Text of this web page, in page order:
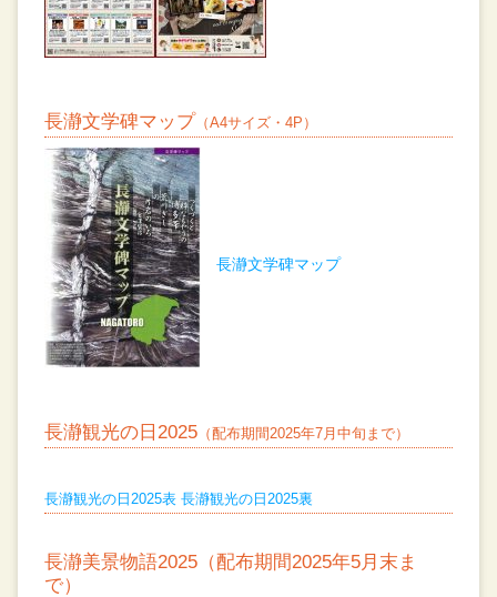
長瀞文学碑マップ （A4サイズ・4P）
長瀞文学碑マップ
長瀞観光の日2025 （配布期間2025年7月中旬まで）
長瀞観光の日2025表 長瀞観光の日2025裏
長瀞美景物語2025（配布期間2025年5月末ま
で）